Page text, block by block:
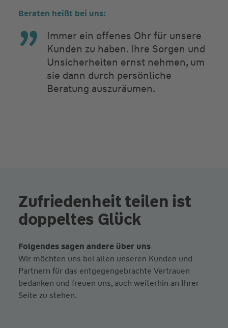
Beraten heißt bei uns:
Immer ein offenes Ohr für unsere
Kunden zu haben. Ihre Sorgen und
Unsicherheiten ernst nehmen, um
sie dann durch persönliche
Beratung auszuräumen.
Zufriedenheit teilen ist
doppeltes Glück
Folgendes sagen andere über uns
Wir möchten uns bei allen unseren Kunden und
Partnern für das entgegengebrachte Vertrauen
bedanken und freuen uns, auch weiterhin an Ihrer
Seite zu stehen.